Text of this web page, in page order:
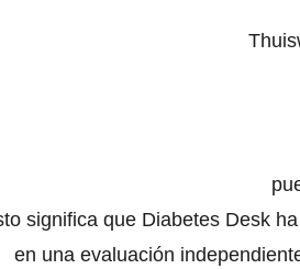
significa que Diabetes Desk
en una evaluación